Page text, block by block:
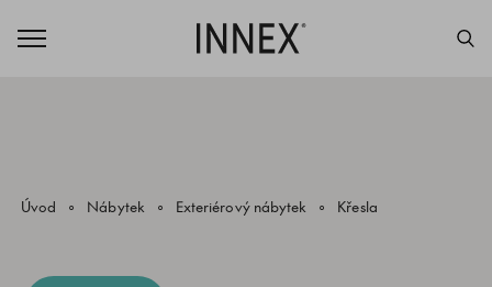
Úvod Nábytek Exteriérový nábytek Křesla